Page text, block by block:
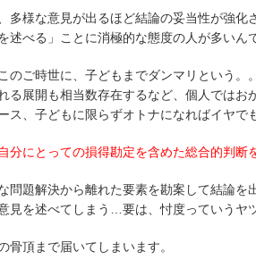
多様な意見が出るほど結論の妥当性が強化
べる」ことに消極的な態度の人が多いん
のご時世に、子どもまでダンマリという。
る展開も相当数存在するなど、個人では
、子どもに限らずオトナになればイヤで
分にとっての損得勘定を含めた総合的判断
題解決から離れた要素を勘案して結論を
見を述べてしまう…要は、忖度っていうヤ
頂まで届いてしまいます。